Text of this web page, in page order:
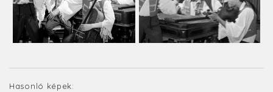
Hasonló képek: